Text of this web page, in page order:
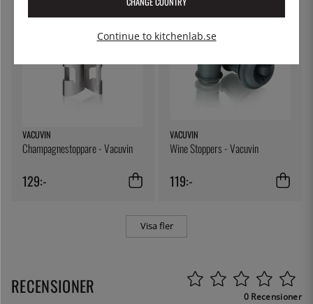
VACUVIN
Champagnestoppare - Vacuvin
129:-
VACUVIN
Wine Stoppers - Vacuvin
119:-
Visa fler
RECENSIONER 0 Recensioner
Continue to kitchenlab.se